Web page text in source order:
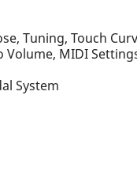
Tuning, Touch
MIDI
System